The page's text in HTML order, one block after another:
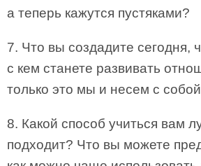
а теперь кажутся пустяками?
7. Что вы создадите сегодня,
с кем станете развивать
только это мы и несем с
8. Какой способ учиться вам
подходит? Что вы можете